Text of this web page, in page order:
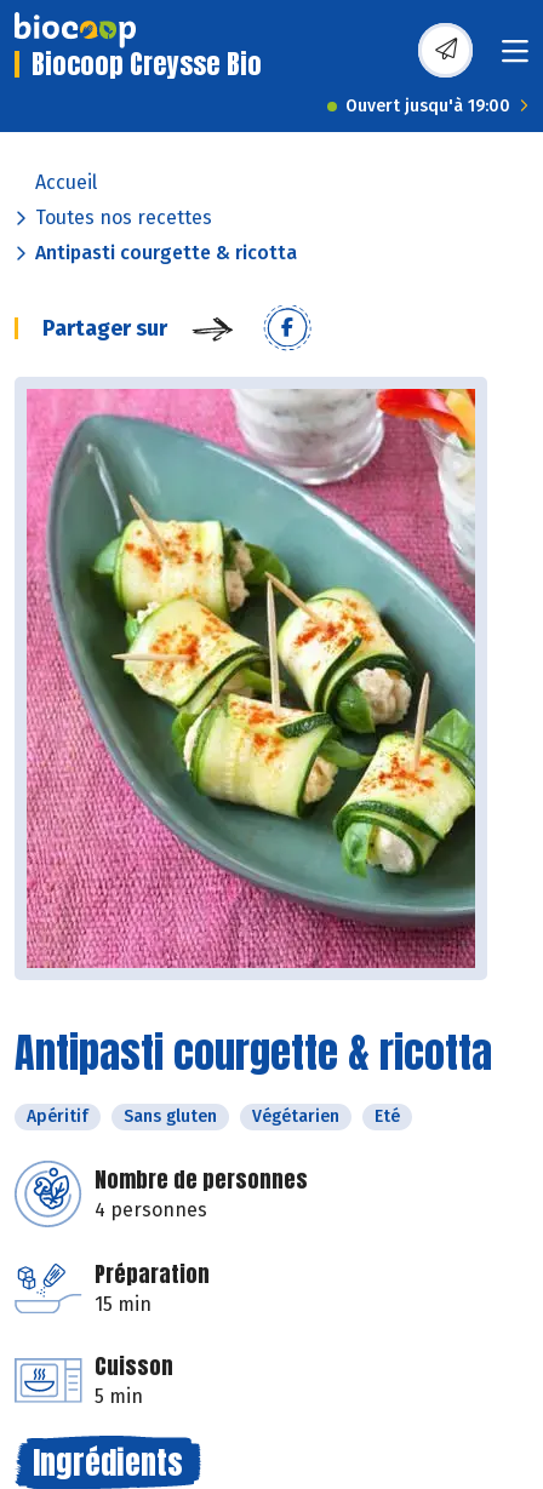
Biocoop Creysse Bio
Ouvert jusqu'à 19:00
Accueil
Toutes nos recettes
Antipasti courgette & ricotta
Partager sur
Antipasti courgette & ricotta
Apéritif Sans gluten Végétarien Eté
Nombre de personnes
4 personnes
Préparation
15 min
Cuisson
5 min
Ingrédients